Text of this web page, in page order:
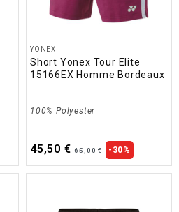
YONEX
Short Yonex Tour Elite
15166EX Homme Bordeaux
100% Polyester
45,50 € 65,00 € -30%